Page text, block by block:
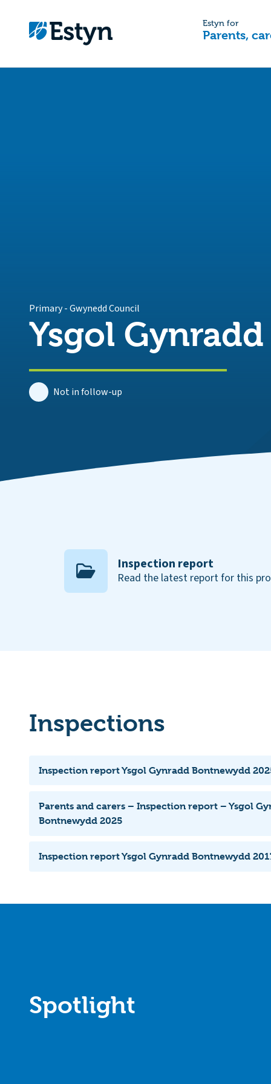
Estyn for
Parents,
Primary-Gwynedd Council
Ysgol
Not in follow-up
Inspection report
Read the latest report for this
Inspections
Inspection report Ysgol Gynradd Bontnewydd
Parents and carers – Inspection report – Ysgol
Bontnewydd 2025
Inspection report Ysgol Gynradd Bontnewydd
Spotlight